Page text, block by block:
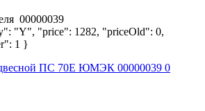
00000039
"Y", "price": 1282, "priceOld": 0,
1 }